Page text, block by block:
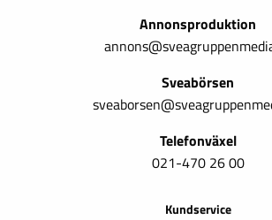
Annonsproduktion
Sveabörsen
Telefonväxel
021-470 26 00
Kundservice